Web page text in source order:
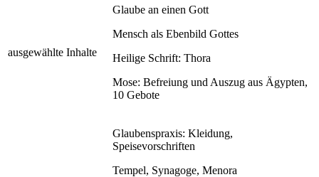
ausgewählte Inhalte
Glaube an einen Gott
Mensch als Ebenbild Gottes
Heilige Schrift: Thora
Mose: Befreiung und Auszug aus Ägypten,
10 Gebote
Glaubenspraxis: Kleidung,
Speisevorschriften
Tempel, Synagoge, Menora